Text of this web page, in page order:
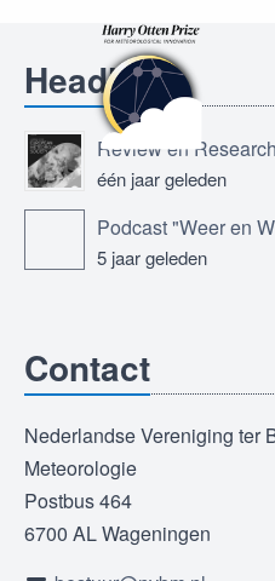
Headlines
één jaar geleden
Podcast "Weer en
5 jaar geleden
Contact
Nederlandse Vereniging ter
Meteorologie
Postbus 464
6700 AL Wageningen